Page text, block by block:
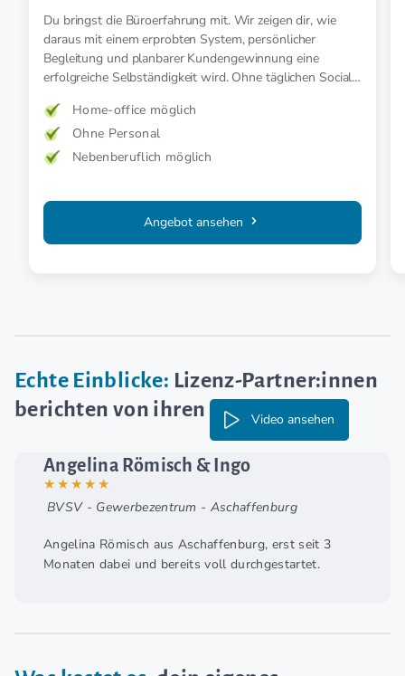
Du bringst die Büroerfahrung mit. Wir zeigen dir, wie
daraus mit einem erprobten System, persönlicher
Begleitung und planbarer Kundengewinnung eine
erfolgreiche Selbständigkeit wird. Ohne täglichen Social-
Home-office möglich
Ohne Personal
Nebenberuflich möglich
Angebot ansehen
Echte Einblicke: Lizenz-Partner:innen
berichten von ihren Erfahrungen
Video ansehen
Angelina Römisch & Ingo
★★★★★
BVSV - Gewerbezentrum - Aschaffenburg
Angelina Römisch aus Aschaffenburg, erst seit 3
Monaten dabei und bereits voll durchgestartet.